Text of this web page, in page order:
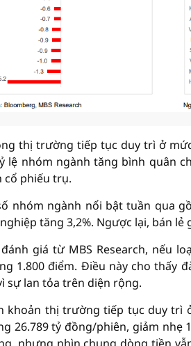
thị trường tiếp tục duy trì ở
lệ nhóm ngành tăng bình quân
cổ phiếu trụ.
nhóm ngành nổi bật tuần qua
tăng 3,2%. Ngược lại, bán lẻ
giá từ MBS Research, nếu
1.800 điểm. Điều này cho thấy
sự lan tỏa trên diện rộng.
khoản thị trường tiếp tục duy trì
26.789 tỷ đồng/phiên, giảm nhẹ